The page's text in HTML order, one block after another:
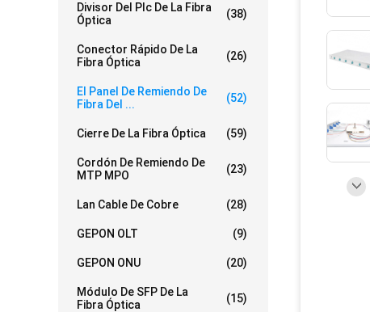
Divisor Del Plc De La Fibra
Óptica
(38)
Conector Rápido De La
Fibra Óptica
(26)
El Panel De Remiendo De
Fibra Del ...
(52)
Cierre De La Fibra Óptica (59)
Cordón De Remiendo De
MTP MPO
(23)
Lan Cable De Cobre (28)
GEPON OLT (9)
GEPON ONU (20)
Módulo De SFP De La
Fibra Óptica
(15)